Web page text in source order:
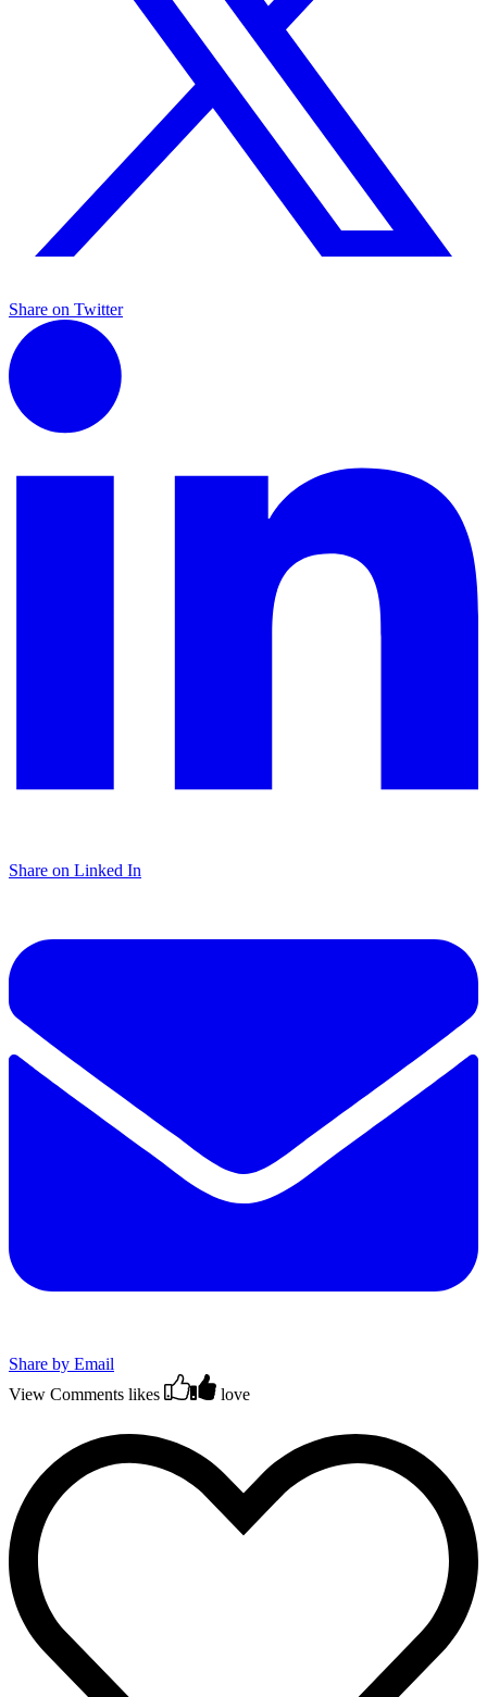
Share on Twitter
Share on Linked In
Share by Email
View Comments likes love